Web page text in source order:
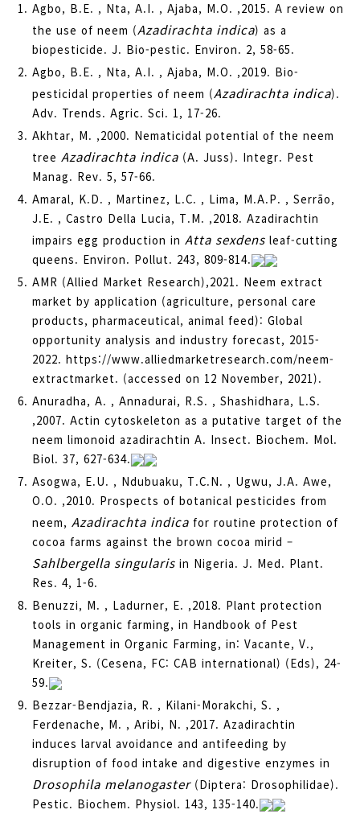
Agbo, B.E. , Nta, A.I. , Ajaba, M.O. ,2015. A review on
the use of neem (Azadirachta indica) as a
biopesticide. J. Bio-pestic. Environ. 2, 58-65.
Agbo, B.E. , Nta, A.I. , Ajaba, M.O. ,2019. Bio-
pesticidal properties of neem (Azadirachta indica).
Adv. Trends. Agric. Sci. 1, 17-26.
Akhtar, M. ,2000. Nematicidal potential of the neem
tree Azadirachta indica (A. Juss). Integr. Pest
Manag. Rev. 5, 57-66.
Amaral, K.D. , Martinez, L.C. , Lima, M.A.P. , Serrão,
J.E. , Castro Della Lucia, T.M. ,2018. Azadirachtin
impairs egg production in Atta sexdens leaf-cutting
queens. Environ. Pollut. 243, 809-814.
AMR (Allied Market Research),2021. Neem extract
market by application (agriculture, personal care
products, pharmaceutical, animal feed): Global
opportunity analysis and industry forecast, 2015-
2022. https://www.alliedmarketresearch.com/neem-
extractmarket. (accessed on 12 November, 2021).
Anuradha, A. , Annadurai, R.S. , Shashidhara, L.S.
,2007. Actin cytoskeleton as a putative target of the
neem limonoid azadirachtin A. Insect. Biochem. Mol.
Biol. 37, 627-634.
Asogwa, E.U. , Ndubuaku, T.C.N. , Ugwu, J.A. Awe,
O.O. ,2010. Prospects of botanical pesticides from
neem, Azadirachta indica for routine protection of
cocoa farms against the brown cocoa mirid –
Sahlbergella singularis in Nigeria. J. Med. Plant.
Res. 4, 1-6.
Benuzzi, M. , Ladurner, E. ,2018. Plant protection
tools in organic farming, in Handbook of Pest
Management in Organic Farming, in: Vacante, V.,
Kreiter, S. (Cesena, FC: CAB international) (Eds), 24-
59.
Bezzar-Bendjazia, R. , Kilani-Morakchi, S. ,
Ferdenache, M. , Aribi, N. ,2017. Azadirachtin
induces larval avoidance and antifeeding by
disruption of food intake and digestive enzymes in
Drosophila melanogaster (Diptera: Drosophilidae).
Pestic. Biochem. Physiol. 143, 135-140.